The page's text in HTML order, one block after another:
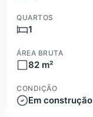
QUARTOS
1
ÁREA BRUTA
82 m²
CONDIÇÃO
Em construção